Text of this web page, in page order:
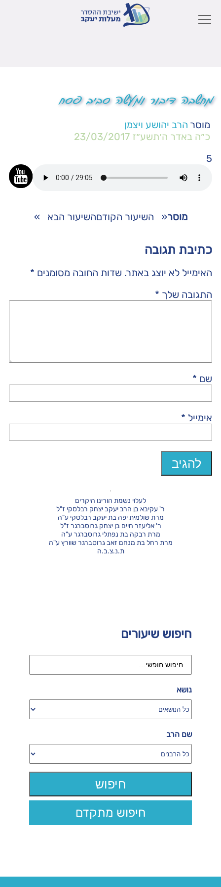
מחשבה דיבור ומעשה סביב פסח
מוסר הרב יהושע ויצמן
כ״ה באדר ה׳תשע״ז 23/03/2017
5
מוסר« השיעור הקודםהשיעור הבא »
כתיבת תגובה
האימייל לא יוצג באתר. שדות החובה מסומנים *
התגובה שלך *
שם *
אימייל *
חיפוש שיעורים
נושא
שם הרב
חיפוש מתקדם
לעלוי נשמת הורינו היקרים
ר' עקיבא בן הרב יעקב יצחק רבלסקי ז"ל
מרת שולמית יפה בת יעקב רבלסקי ע"ה
ר' אליעזר חיים בן יצחק גרוסברגר ז"ל
מרת רבקה בת נפתלי גרוסברגר ע"ה
מרת רחל בת מנחם זאב גרוסברגר שוורץ ע"ה
ת.נ.צ.ב.ה